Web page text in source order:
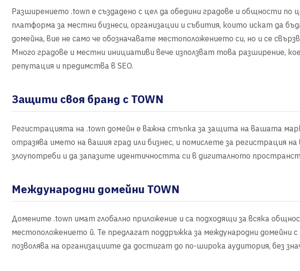
Разширението .town е създадено с цел да обедини градове и общности по
платформа за местни бизнеси, организации и събития, които искат да
домейна, вие не само че обозначавате местоположението си, но и се
Много градове и местни инициативи вече използват това разширение,
репутация и предимства в SEO.
Защити своя бранд с TOWN
Регистрацията на .town домейн е важна стъпка за защита на вашата
отразява името на вашия град или бизнес, и помислете за регистрация
злоупотреби и да запазите идентичността си в дигиталното
Международни домейни TOWN
Домените .town имат глобално приложение и са подходящи за всяка
местоположението й. Те предлагат поддръжка за международни домейни с
позволява на организациите да достигат до по-широка аудитория, без